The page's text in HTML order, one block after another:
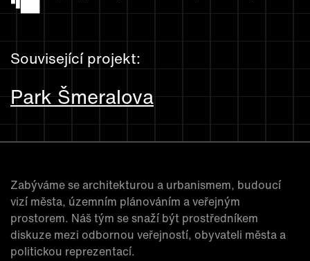
Související projekt:
Park Šmeralova
Zabýváme se architekturou a urbanismem, budoucí
vizí města, územním plánováním a veřejným
prostorem. Náš tým se snaží být prostředníkem
diskuze mezi odbornou veřejností, obyvateli města a
politickou reprezentací.